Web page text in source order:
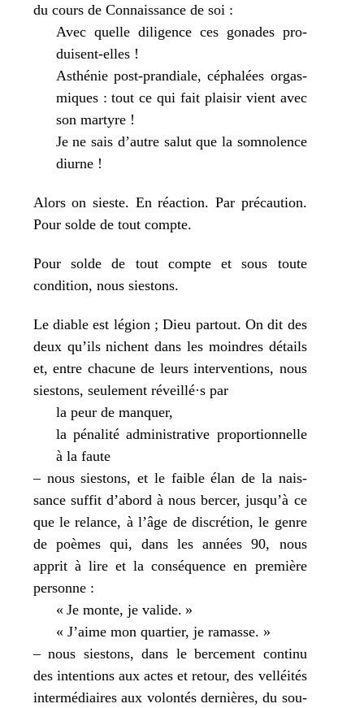
du cours de Connaissance de soi :
Avec quelle dili­gence ces gonades pro­
duisent-elles !
Asthénie post-pran­diale, cépha­lées orgas­
miques : tout ce qui fait plai­sir vient avec
son mar­tyre !
Je ne sais d’autre salut que la som­no­lence
diurne !
Alors on sieste. En réac­tion. Par pré­cau­tion.
Pour solde de tout compte.
Pour solde de tout compte et sous toute
condi­tion, nous siestons.
Le diable est légion ; Dieu par­tout. On dit des
deux qu’ils nichent dans les moindres détails
et, entre cha­cune de leurs inter­ven­tions, nous
sies­tons, seule­ment réveillé·s par
la peur de man­quer,
la péna­li­té admi­nis­tra­tive pro­por­tion­nelle
à la faute
– nous sies­tons, et le faible élan de la nais­
sance suf­fit d’abord à nous ber­cer, jusqu’à ce
que le relance, à l’âge de dis­cré­tion, le genre
de poèmes qui, dans les années 90, nous
apprit à lire et la consé­quence en pre­mière
per­sonne :
« Je monte, je valide. »
« J’aime mon quar­tier, je ramasse. »
– nous sies­tons, dans le ber­ce­ment conti­nu
des inten­tions aux actes et retour, des vel­léi­tés
inter­mé­diaires aux volon­tés der­nières, du sou­